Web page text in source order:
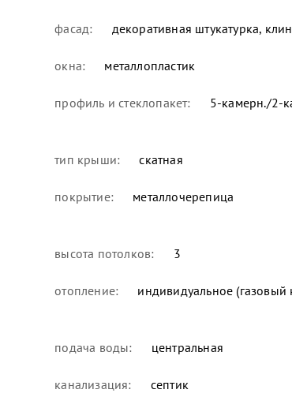
фасад: декоративная штукатурка,
окна: металлопластик
профиль и стеклопакет: 5-камерн./2-
тип крыши: скатная
покрытие: металлочерепица
высота потолков: 3
отопление: индивидуальное (газовый
подача воды: центральная
канализация: септик